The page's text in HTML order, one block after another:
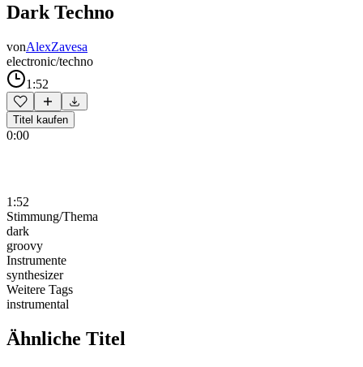
Dark Techno
vonAlexZavesa
electronic/techno
1:52
Titel kaufen
0:00
1:52
Stimmung/Thema
dark
groovy
Instrumente
synthesizer
Weitere Tags
instrumental
Ähnliche Titel